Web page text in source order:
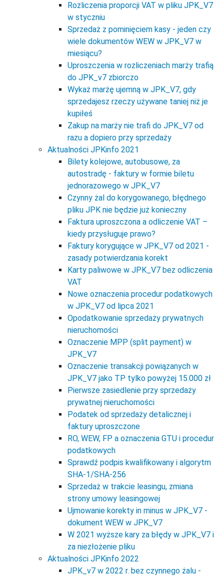
Rozliczenia proporcji VAT w pliku JPK_V7
w styczniu
Sprzedaż z pominięciem kasy - jeden czy
wiele dokumentów WEW w JPK_V7 w
miesiącu?
Uproszczenia w rozliczeniach marży trafią
do JPK_v7 zbiorczo
Wykaż marżę ujemną w JPK_V7, gdy
sprzedajesz rzeczy używane taniej niż je
kupiłeś
Zakup na marży nie trafi do JPK_V7 od
razu a dopiero przy sprzedaży
Aktualności JPKinfo 2021
Bilety kolejowe, autobusowe, za
autostradę - faktury w formie biletu
jednorazowego w JPK_V7
Czynny żal do korygowanego, błędnego
pliku JPK nie będzie już konieczny
Faktura uproszczona a odliczenie VAT –
kiedy przysługuje prawo?
Faktury korygujące w JPK_V7 od 2021 -
zasady potwierdzania korekt
Karty paliwowe w JPK_V7 bez odliczenia
VAT
Nowe oznaczenia procedur podatkowych
w JPK_V7 od lipca 2021
Opodatkowanie sprzedaży prywatnych
nieruchomości
Oznaczenie MPP (split payment) w
JPK_V7
Oznaczenie transakcji powiązanych w
JPK_V7 jako TP tylko powyżej 15.000 zł
Pierwsze zasiedlenie przy sprzedaży
prywatnej nieruchomości
Podatek od sprzedaży detalicznej i
faktury uproszczone
RO, WEW, FP a oznaczenia GTU i procedur
podatkowych
Sprawdź podpis kwalifikowany i algorytm
SHA-1/SHA-256
Sprzedaż w trakcie leasingu, zmiana
strony umowy leasingowej
Ujmowanie korekty in minus w JPK_V7 -
dokument WEW w JPK_V7
W 2021 wyższe kary za błędy w JPK_V7 i
za niezłożenie pliku
Aktualności JPKinfo 2022
JPK_v7 w 2022 r. bez czynnego żalu -